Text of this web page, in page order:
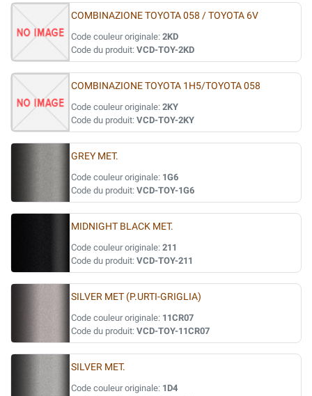
COMBINAZIONE TOYOTA 058 / TOYOTA 6V
Code couleur originale: 2KD
Code du produit: VCD-TOY-2KD
COMBINAZIONE TOYOTA 1H5/TOYOTA 058
Code couleur originale: 2KY
Code du produit: VCD-TOY-2KY
GREY MET.
Code couleur originale: 1G6
Code du produit: VCD-TOY-1G6
MIDNIGHT BLACK MET.
Code couleur originale: 211
Code du produit: VCD-TOY-211
SILVER MET (P.URTI-GRIGLIA)
Code couleur originale: 11CR07
Code du produit: VCD-TOY-11CR07
SILVER MET.
Code couleur originale: 1D4